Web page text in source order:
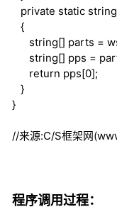
private static string
{
string[] parts =
string[] pps =
return pps[0];
}
}
//来源:C/S框架网
程序调用过程：